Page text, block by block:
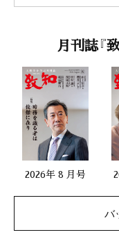
月刊誌『
2026年 8 月号
バ